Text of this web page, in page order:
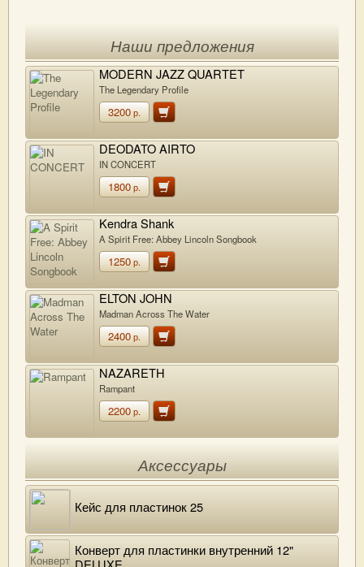
Наши предложения
MODERN JAZZ QUARTET
The Legendary Profile
3200р.
DEODATO AIRTO
IN CONCERT
1800р.
Kendra Shank
A Spirit Free: Abbey Lincoln Songbook
1250р.
ELTON JOHN
Madman Across The Water
2400р.
NAZARETH
Rampant
2200р.
Аксессуары
Кейс для пластинок 25
Конверт для пластинки внутренний 12"